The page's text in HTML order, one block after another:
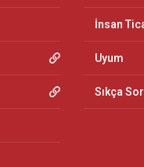
İnsan
Uyum
Sıkça